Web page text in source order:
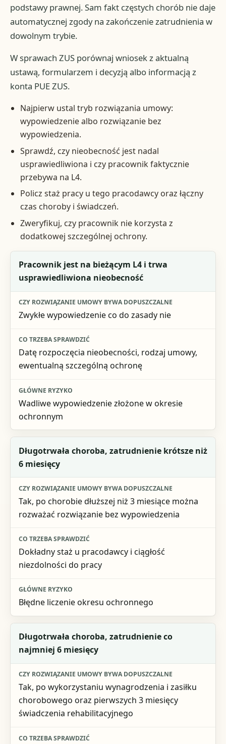
podstawy prawnej. Sam fakt częstych chorób nie daje
automatycznej zgody na zakończenie zatrudnienia w
dowolnym trybie.
W sprawach ZUS porównaj wniosek z aktualną
ustawą, formularzem i decyzją albo informacją z
konta PUE ZUS.
Najpierw ustal tryb rozwiązania umowy:
wypowiedzenie albo rozwiązanie bez
wypowiedzenia.
Sprawdź, czy nieobecność jest nadal
usprawiedliwiona i czy pracownik faktycznie
przebywa na L4.
Policz staż pracy u tego pracodawcy oraz łączny
czas choroby i świadczeń.
Zweryfikuj, czy pracownik nie korzysta z
dodatkowej szczególnej ochrony.
Sytuacja
Co trzeba sprawdzić
Pracownik jest na bieżącym L4 i trwa
usprawiedliwiona nieobecność
Zwykłe wypowiedzenie co do zasady nie
Datę rozpoczęcia nieobecności, rodzaj umowy,
ewentualną szczególną ochronę
Wadliwe wypowiedzenie złożone w okresie
ochronnym
Długotrwała choroba, zatrudnienie krótsze niż
6 miesięcy
Tak, po chorobie dłuższej niż 3 miesiące można
rozważać rozwiązanie bez wypowiedzenia
Dokładny staż u pracodawcy i ciągłość
niezdolności do pracy
Błędne liczenie okresu ochronnego
Długotrwała choroba, zatrudnienie co
najmniej 6 miesięcy
Tak, po wykorzystaniu wynagrodzenia i zasiłku
chorobowego oraz pierwszych 3 miesięcy
świadczenia rehabilitacyjnego